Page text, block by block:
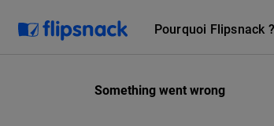
Pourquoi Flipsnack ?